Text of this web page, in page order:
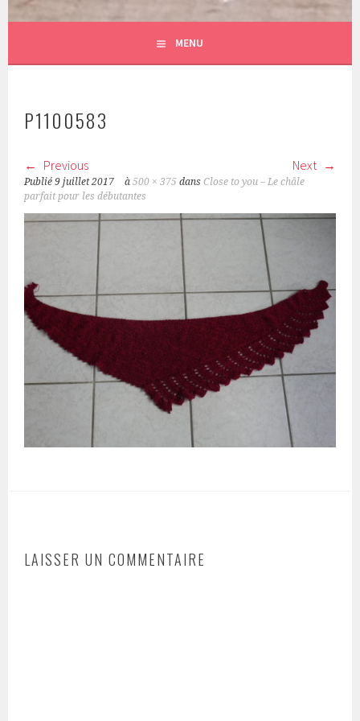
MENU
P1100583
Previous Next
Publié9 juillet 2017 à500 × 375 dansClose to you – Le châle
parfait pour les débutantes
LAISSER UN COMMENTAIRE